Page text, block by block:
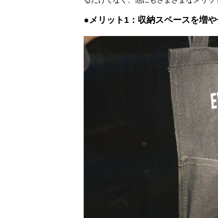
●メリット1：収納スペースを増